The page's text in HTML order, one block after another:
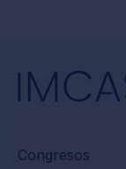
Congresos